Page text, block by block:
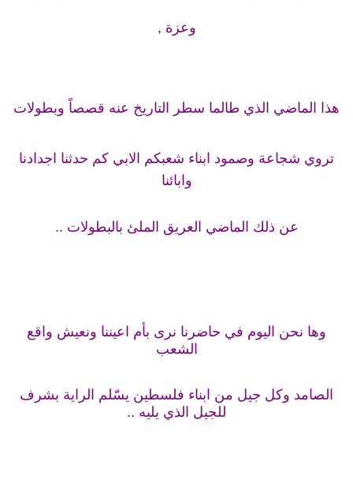
وعزة ,
هذا الماضي الذي طالما سطر التاريخ عنه قصصاً وبطولات
تروي شجاعة وصمود ابناء شعبكم الابي كم حدثنا اجدادنا
وابائنا
عن ذلك الماضي العريق الملئ بالبطولات ..
وها نحن اليوم في حاضرنا نرى بأم اعيننا ونعيش واقع
الشعب
الصامد وكل جيل من ابناء فلسطين يسّلم الراية بشرف
للجيل الذي يليه ..